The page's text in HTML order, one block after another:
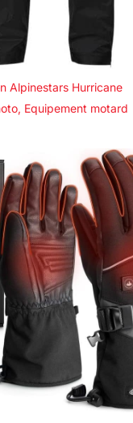
Alpinestars Hurricane
, Equipement motard